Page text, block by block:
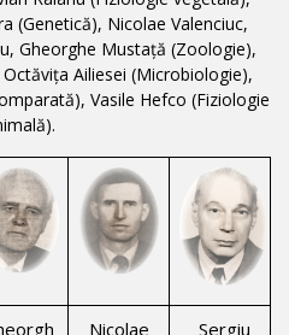
(Genetică), Nicolae Valenciuc,
Gheorghe Mustață (Zoologie),
Ailiesei (Microbiologie),
Vasile Hefco (Fiziologie
Nicolae Sergiu